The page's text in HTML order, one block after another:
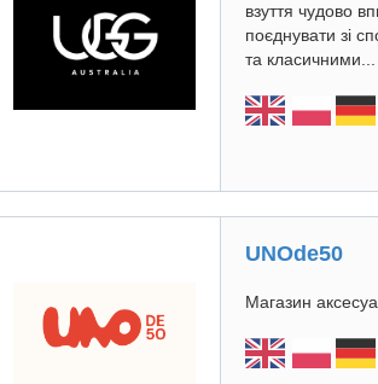
взуття чудово
поєднувати зі
та класичними...
UNOde50
Магазин